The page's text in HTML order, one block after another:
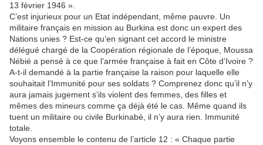
13 février 1946 ».
C’est injurieux pour un Etat indépendant, même pauvre. Un
militaire français en mission au Burkina est donc un expert des
Nations unies ? Est-ce qu’en signant cet accord le ministre
délégué chargé de la Coopération régionale de l’époque, Moussa
Nébié a pensé à ce que l’armée française à fait en Côte d’Ivoire ?
A-t-il demandé à la partie française la raison pour laquelle elle
souhaitait l’Immunité pour ses soldats ? Comprenez donc qu’il n’y
aura jamais jugement s’ils violent des femmes, des filles et
mêmes des mineurs comme ça déjà été le cas. Même quand ils
tuent un militaire ou civile Burkinabè, il n’y aura rien. Immunité
totale.
Voyons ensemble le contenu de l’article 12 : « Chaque partie